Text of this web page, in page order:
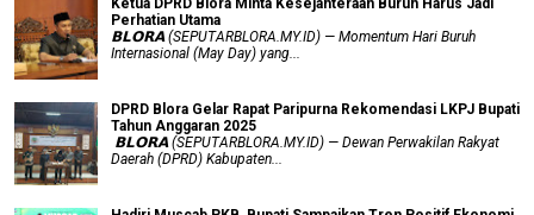
Ketua DPRD Blora Minta Kesejahteraan Buruh Harus Jadi
Perhatian Utama
​𝗕𝗟𝗢𝗥𝗔 (SEPUTARBLORA.MY.ID) — Momentum Hari Buruh
Internasional (May Day) yang...
DPRD Blora Gelar Rapat Paripurna Rekomendasi LKPJ Bupati
Tahun Anggaran 2025
‎ 𝗕𝗟𝗢𝗥𝗔 (SEPUTARBLORA.MY.ID) — Dewan Perwakilan Rakyat
Daerah (DPRD) Kabupaten...